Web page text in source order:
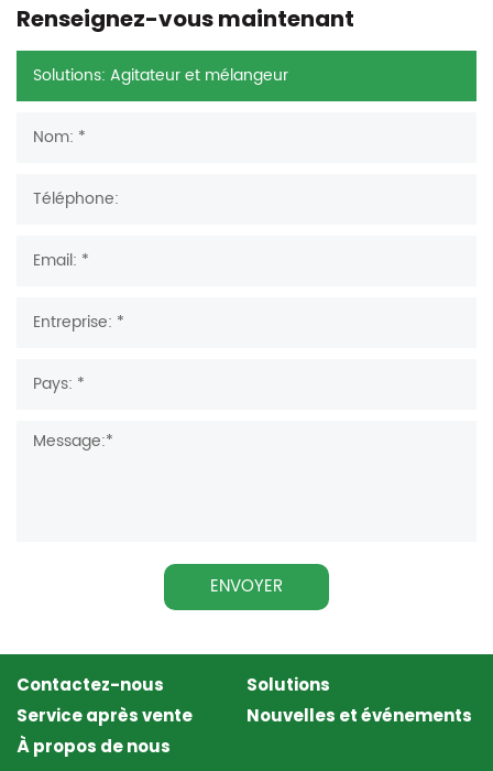
Renseignez-vous maintenant
ENVOYER
Contactez-nous
Solutions
Service après vente
Nouvelles et événements
À propos de nous